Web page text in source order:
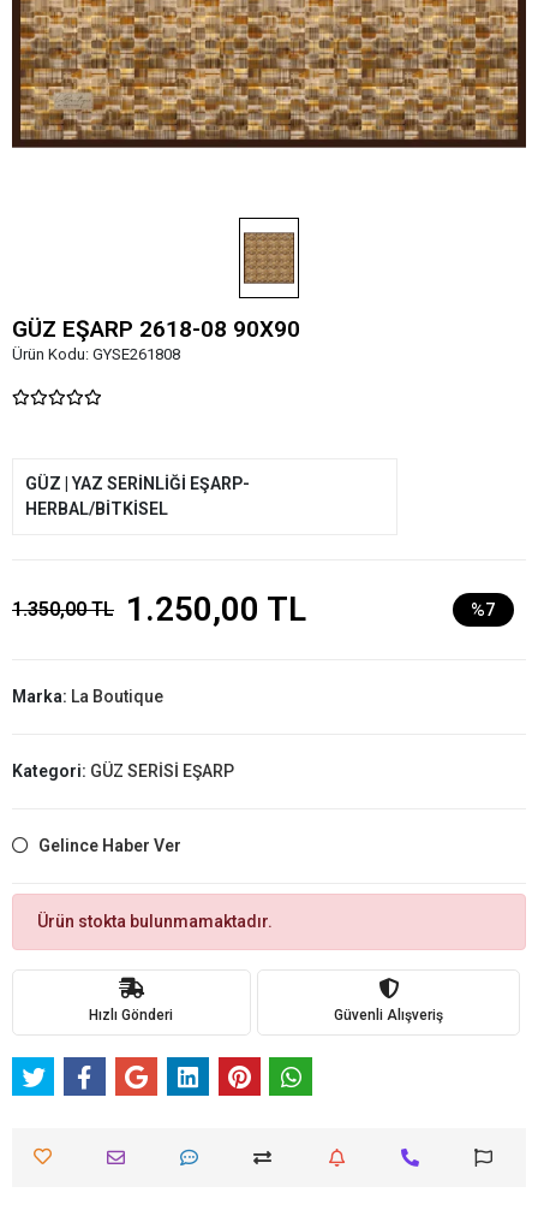
GÜZ EŞARP 2618-08 90X90
Ürün Kodu: GYSE261808
GÜZ | YAZ SERİNLİĞİ EŞARP-
HERBAL/BİTKİSEL
1.350,00 TL 1.250,00 TL %7
Marka: La Boutique
Kategori: GÜZ SERİSİ EŞARP
Gelince Haber Ver
Ürün stokta bulunmamaktadır.
Hızlı Gönderi Güvenli Alışveriş